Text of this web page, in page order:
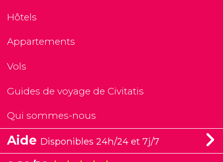
Hôtels
Appartements
Vols
Guides de voyage de Civitatis
Qui sommes-nous
Aide Disponibles 24h/24 et 7j/7